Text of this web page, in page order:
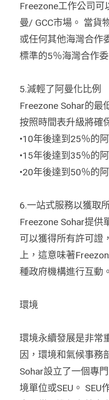
Freezone工作公司
曼/ GCC市場。 當貨
或任何其他海灣合作
標準的5％海灣合作
5.減輕了阿曼化比例
Freezone Sohar的最
按照時間表升級將確
•10年後達到25％的
•15年後達到35％的
•20年後達到50％的
6.一站式服務以獲取
Freezone Sohar提供
可以獲得所有許可證
上，這意味著
種政府機構進行互動。
環境
環境永續發展是非常
因，環境和氣候事務
Sohar設立了一個專
境單位或SEU。 SEU